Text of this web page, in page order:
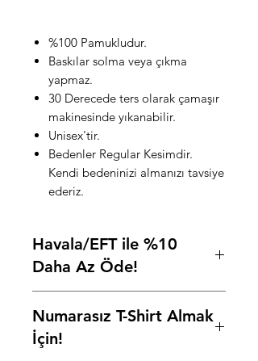
%100 Pamukludur.
Baskılar solma veya çıkma
yapmaz.
30 Derecede ters olarak çamaşır
makinesinde yıkanabilir.
Unisex'tir.
Bedenler Regular Kesimdir.
Kendi bedeninizi almanızı tavsiye
ederiz.
Havala/EFT ile %10
Daha Az Öde!
seçeneğini seçip, "HAVALE" kodu
ile %10 daha az ödeyerek istediğiniz
ürüne sahip olabilirsiniz.
Numarasız T-Shirt Almak
İçin!